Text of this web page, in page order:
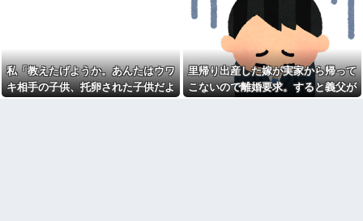
す！」先生「分かった」→結果
まさかの『こう』なってしまうw
w w w w w w
オワコン扱いされていたデジ
同性から見て魅力のない女性
取り放題でてんこ盛りにして
るのはまあ見かけるが持ち帰り
はなしでしょう、、、
取り放題でてんこ盛りにして
るのはまあ見かけるが持ち帰り
はなしでしょう、、、
私「教えたげようか。あんたはウワ
キ相手の子供、托卵された子供だよ
里帰り出産した嫁が実家から帰って
こないので離婚要求。すると義父が